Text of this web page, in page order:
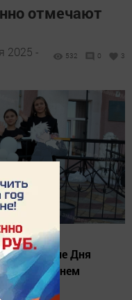
отмечают
2025 -
532 0 3
Дня
уровнем